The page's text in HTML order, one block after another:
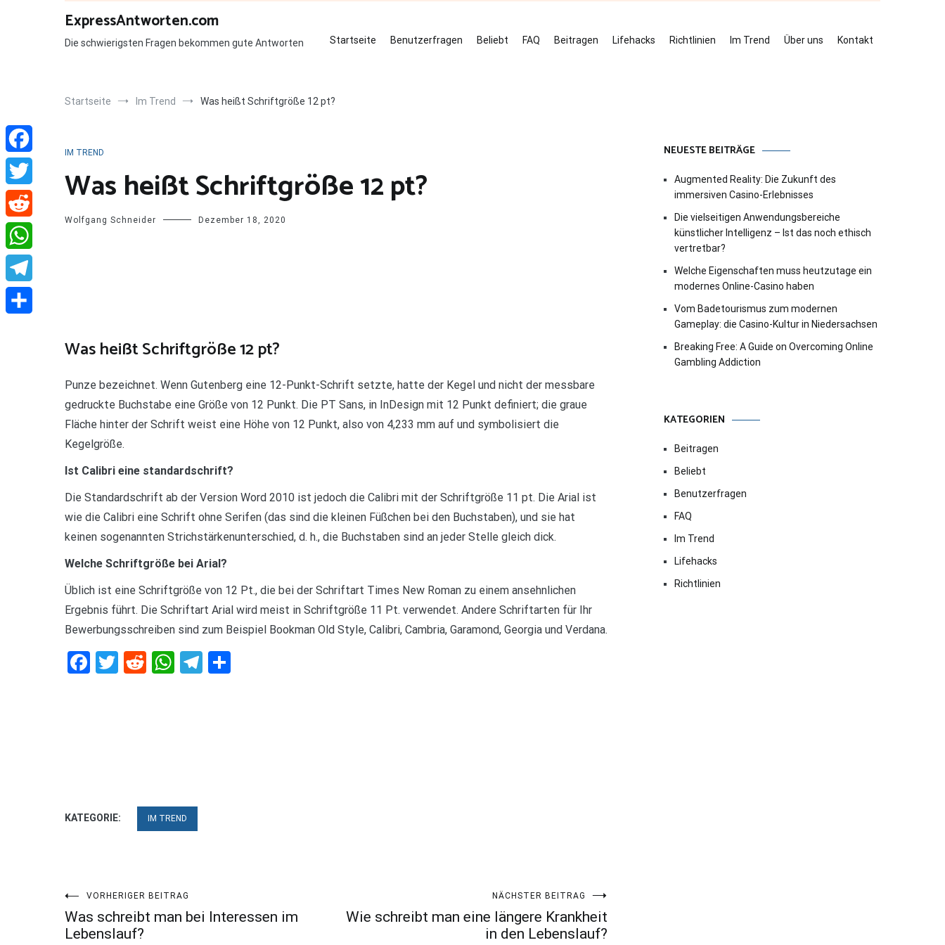
ExpressAntworten.com
Die schwierigsten Fragen bekommen gute Antworten Startseite Benutzerfragen Beliebt FAQ Beitragen Lifehacks Richtlinien Im Trend Über uns Kontakt
Startseite Im Trend Was heißt Schriftgröße 12 pt?
IM TREND
Was heißt Schriftgröße 12 pt?
Wolfgang Schneider Dezember 18, 2020
Was heißt Schriftgröße 12 pt?
Punze bezeichnet. Wenn Gutenberg eine 12-Punkt-Schrift setzte, hatte der Kegel und nicht der messbare
gedruckte Buchstabe eine Größe von 12 Punkt. Die PT Sans, in InDesign mit 12 Punkt definiert; die graue
Fläche hinter der Schrift weist eine Höhe von 12 Punkt, also von 4,233 mm auf und symbolisiert die
Kegelgröße.
Ist Calibri eine standardschrift?
Die Standardschrift ab der Version Word 2010 ist jedoch die Calibri mit der Schriftgröße 11 pt. Die Arial ist
wie die Calibri eine Schrift ohne Serifen (das sind die kleinen Füßchen bei den Buchstaben), und sie hat
keinen sogenannten Strichstärkenunterschied, d. h., die Buchstaben sind an jeder Stelle gleich dick.
Welche Schriftgröße bei Arial?
Üblich ist eine Schriftgröße von 12 Pt., die bei der Schriftart Times New Roman zu einem ansehnlichen
Ergebnis führt. Die Schriftart Arial wird meist in Schriftgröße 11 Pt. verwendet. Andere Schriftarten für Ihr
Bewerbungsschreiben sind zum Beispiel Bookman Old Style, Calibri, Cambria, Garamond, Georgia und Verdana.
Facebook
Twitter
RedditWhatsApp
Telegram
KATEGORIE: IM TREND
Beitragsnavigation
VORHERIGER BEITRAG
Was schreibt man bei Interessen im
Lebenslauf?
NÄCHSTER BEITRAG
Wie schreibt man eine längere Krankheit
in den Lebenslauf?
NEUESTE BEITRÄGE
Augmented Reality: Die Zukunft des
immersiven Casino-Erlebnisses
Die vielseitigen Anwendungsbereiche
künstlicher Intelligenz – Ist das noch ethisch
vertretbar?
Welche Eigenschaften muss heutzutage ein
modernes Online-Casino haben
Vom Badetourismus zum modernen
Gameplay: die Casino-Kultur in Niedersachsen
Breaking Free: A Guide on Overcoming Online
Gambling Addiction
KATEGORIEN
Beitragen
Beliebt
Benutzerfragen
FAQ
Im Trend
Lifehacks
Richtlinien
Facebook
Twitter
Reddit
WhatsApp
Telegram